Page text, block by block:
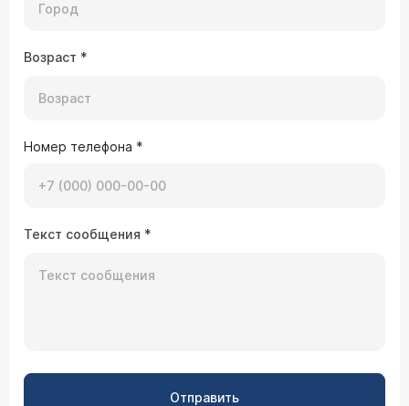
Возраст *
Номер телефона *
Текст сообщения *
Отправить